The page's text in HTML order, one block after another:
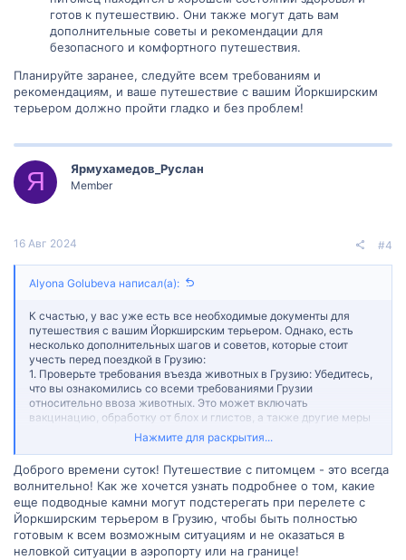
готов к путешествию. Они также могут дать вам
дополнительные советы и рекомендации для
безопасного и комфортного путешествия.
Планируйте заранее, следуйте всем требованиям и
рекомендациям, и ваше путешествие с вашим Йоркширским
терьером должно пройти гладко и без проблем!
Я Ярмухамедов_Руслан
Member
16 Авг 2024 #4
Alyona Golubeva написал(а):
К счастью, у вас уже есть все необходимые документы для
путешествия с вашим Йоркширским терьером. Однако, есть
несколько дополнительных шагов и советов, которые стоит
учесть перед поездкой в Грузию:
1. Проверьте требования въезда животных в Грузию: Убедитесь,
что вы ознакомились со всеми требованиями Грузии
относительно ввоза животных. Это может включать
вакцинацию, обработку от блох и глистов, а также другие меры
профилактики. Обратитесь к консульскому представительству
Грузии или официальному сайту соответствующего ведомства
2. Забронируйте место: Свяжитесь с авиакомпанией, с которой
вы планируете лететь, и забронируйте место для вашего
питомца заранее. Некоторые авиакомпании могут иметь
ограничения на количество животных, разрешенных на борту,
поэтому имеет смысл сделать это заранее.
3. Постарайтесь создать максимально комфортные условия для
Нажмите для раскрытия...
Доброго времени суток! Путешествие с питомцем - это всегда
волнительно! Как же хочется узнать подробнее о том, какие
еще подводные камни могут подстерегать при перелете с
Йоркширским терьером в Грузию, чтобы быть полностью
готовым к всем возможным ситуациям и не оказаться в
неловкой ситуации в аэропорту или на границе!